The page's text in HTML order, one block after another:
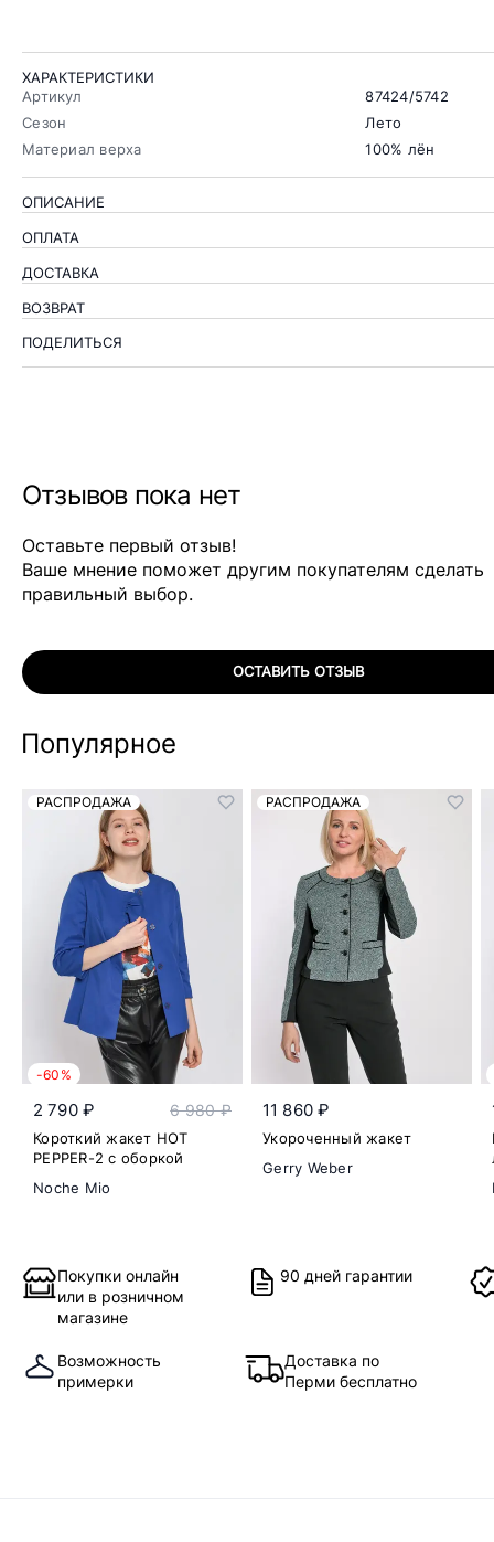
ХАРАКТЕРИСТИКИ
Артикул
87424/5742
Сезон
Лето
Материал верха
100% лён
ОПИСАНИЕ
ОПЛАТА
ДОСТАВКА
ВОЗВРАТ
ПОДЕЛИТЬСЯ
Отзывов пока нет
Оставьте первый отзыв!
Ваше мнение поможет другим покупателям сделать
правильный выбор.
ОСТАВИТЬ ОТЗЫВ
Популярное
РАСПРОДАЖА
-60%
2 790 ₽ 6 980 ₽
Короткий жакет HOT
PEPPER-2 с оборкой
Noche Mio
РАСПРОДАЖА
11 860 ₽
Укороченный жакет
Gerry Weber
Покупки онлайн
или в розничном
магазине
90 дней гарантии
Возможность
примерки
Доставка по
Перми бесплатно